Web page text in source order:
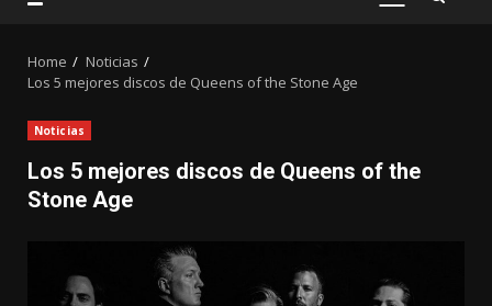
PRIMARY
Home
Noticias
Los 5 mejores discos de Queens of the Stone Age
Noticias
Los 5 mejores discos de Queens of the
Stone Age